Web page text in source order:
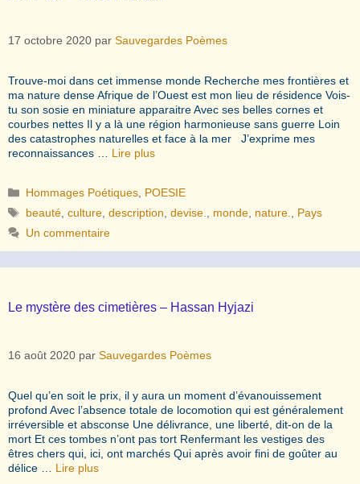
17 octobre 2020 par Sauvegardes Poèmes
Trouve-moi dans cet immense monde Recherche mes frontières et
ma nature dense Afrique de l’Ouest est mon lieu de résidence Vois-
tu son sosie en miniature apparaitre Avec ses belles cornes et
courbes nettes Il y a là une région harmonieuse sans guerre Loin
des catastrophes naturelles et face à la mer J’exprime mes
reconnaissances … Lire plus
Catégories
Hommages Poétiques POESIE
Étiquettes
beauté ,culture ,description ,devise. monde nature.
Pays
Un commentaire
Le mystère des cimetières – Hassan Hyjazi
16 août 2020 par Sauvegardes Poèmes
Quel qu’en soit le prix, il y aura un moment d’évanouissement
profond Avec l’absence totale de locomotion qui est généralement
irréversible et absconse Une délivrance, une liberté, dit-on de la
mort Et ces tombes n’ont pas tort Renfermant les vestiges des
êtres chers qui, ici, ont marchés Qui après avoir fini de goûter au
délice … Lire plus